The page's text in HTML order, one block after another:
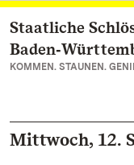
Zum
Staatliche
KOMMEN. STAUNEN.
Mittwoch, 12.